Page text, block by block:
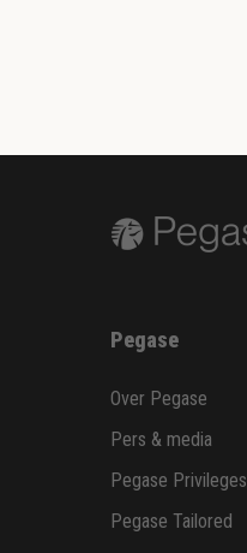
Pegase
Over Pegase
Pers & media
Pegase Privileges
Pegase Tailored